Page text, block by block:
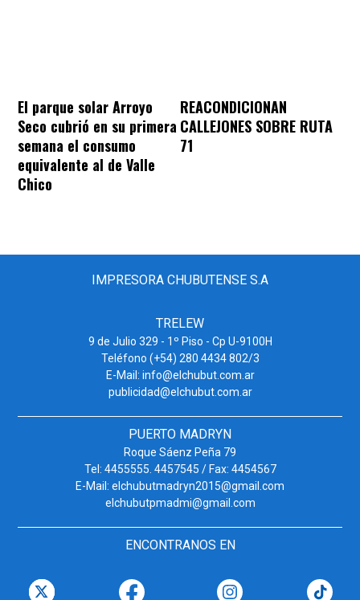
El parque solar Arroyo
Seco cubrió en su primera
semana el consumo
equivalente al de Valle
Chico
REACONDICIONAN
CALLEJONES SOBRE RUTA
71
IMPRESORA CHUBUTENSE S.A
TRELEW
9 de Julio 329 - 1º Piso - Cp U-9100H
Teléfono (+54) 280 4434 802/3
E-Mail: info@elchubut.com.ar
publicidad@elchubut.com.ar
PUERTO MADRYN
Roque Sáenz Peña 79
Tel: 4455555. 4457545 / Fax: 4454567
E-Mail: elchubutmadryn2015@gmail.com
elchubutpmadmi@gmail.com
ENCONTRANOS EN